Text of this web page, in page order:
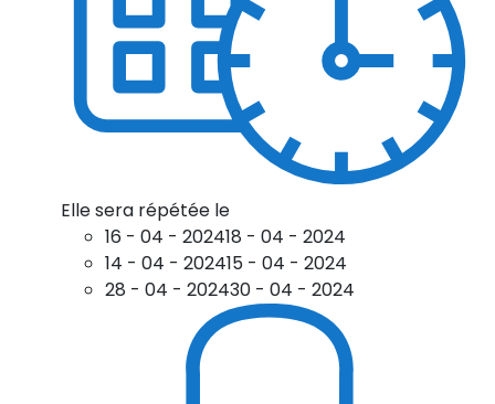
Elle sera répétée le
16 - 04 - 202418 - 04 - 2024
14 - 04 - 202415 - 04 - 2024
28 - 04 - 202430 - 04 - 2024